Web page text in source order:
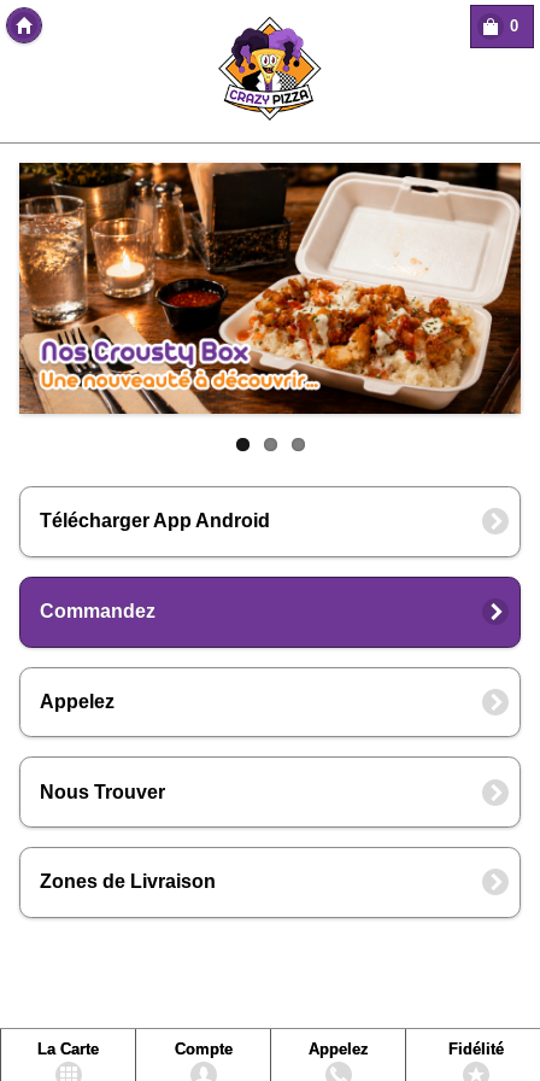
0
Télécharger App Android
Commandez
Appelez
Nous Trouver
Zones de Livraison
La Carte Compte Appelez Fidélité
Copyright Des-click